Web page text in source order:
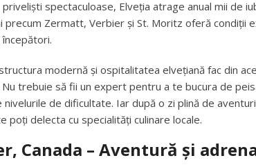
spectaculoase, Elveția atrage anual mii de
precum Zermatt, Verbier și St. Moritz oferă
modernă și ospitalitatea elvețiană fac din
trebuie să fii un expert pentru a te bucura de
de dificultate. Iar după o zi plină de
poți delecta cu specialități culinare locale.
Canada – Aventură și